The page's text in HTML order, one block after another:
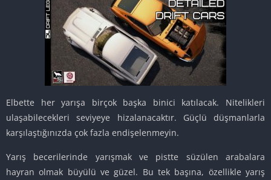
Elbette her yarışa birçok başka binici katılacak. Nitelikleri
ulaşabilecekleri seviyeye hizalanacaktır. Güçlü düşmanlarla
karşılaştığınızda çok fazla endişelenmeyin.
Yarış becerilerinde yarışmak ve pistte süzülen arabalara
hayran olmak büyülü ve güzel. Bu tek başına, özellikle yarış